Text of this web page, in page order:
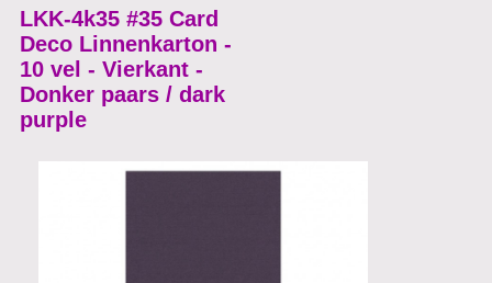
LKK-4k35 #35 Card
Deco Linnenkarton -
10 vel - Vierkant -
Donker paars / dark
purple